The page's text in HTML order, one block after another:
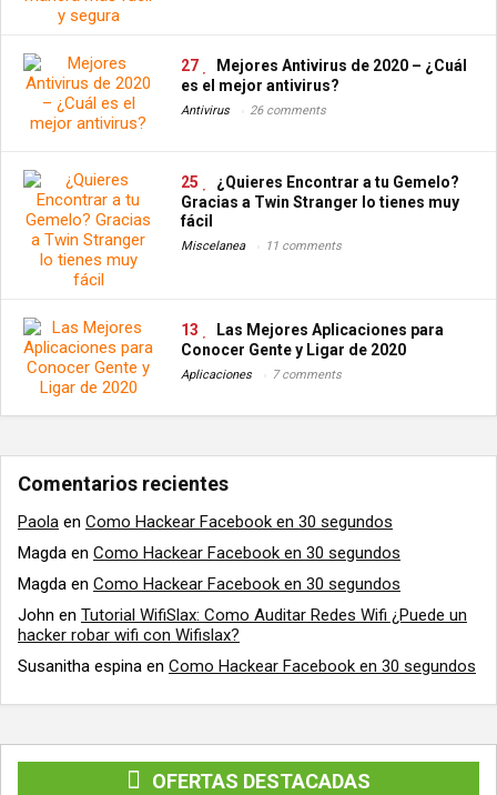
27
Mejores Antivirus de 2020 – ¿Cuál
es el mejor antivirus?
Antivirus 26 comments
25
¿Quieres Encontrar a tu Gemelo?
Gracias a Twin Stranger lo tienes muy
fácil
Miscelanea 11 comments
13
Las Mejores Aplicaciones para
Conocer Gente y Ligar de 2020
Aplicaciones 7 comments
Comentarios recientes
Paola en Como Hackear Facebook en 30 segundos
Magda en Como Hackear Facebook en 30 segundos
Magda en Como Hackear Facebook en 30 segundos
John en Tutorial WifiSlax: Como Auditar Redes Wifi ¿Puede un
hacker robar wifi con Wifislax?
Susanitha espina en Como Hackear Facebook en 30 segundos
OFERTAS DESTACADAS